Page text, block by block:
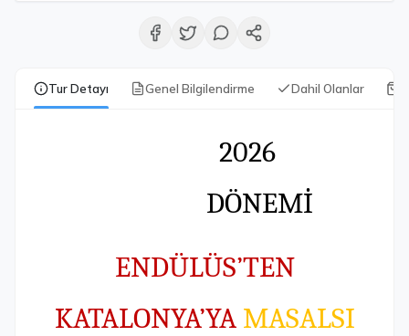
Tur Detayı Genel Bilgilendirme Dahil Olanlar
2026
DÖNEMİ
ENDÜLÜS’TEN
KATALONYA’YA MASALSI